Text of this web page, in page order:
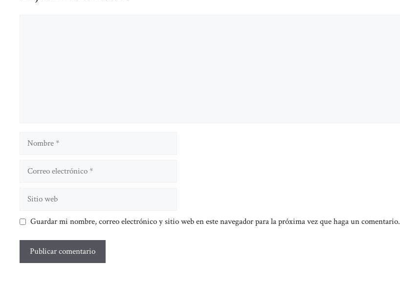
Nombre
Guardar mi nombre, correo electrónico y sitio web en este navegador para la próxima vez que haga un comentario.